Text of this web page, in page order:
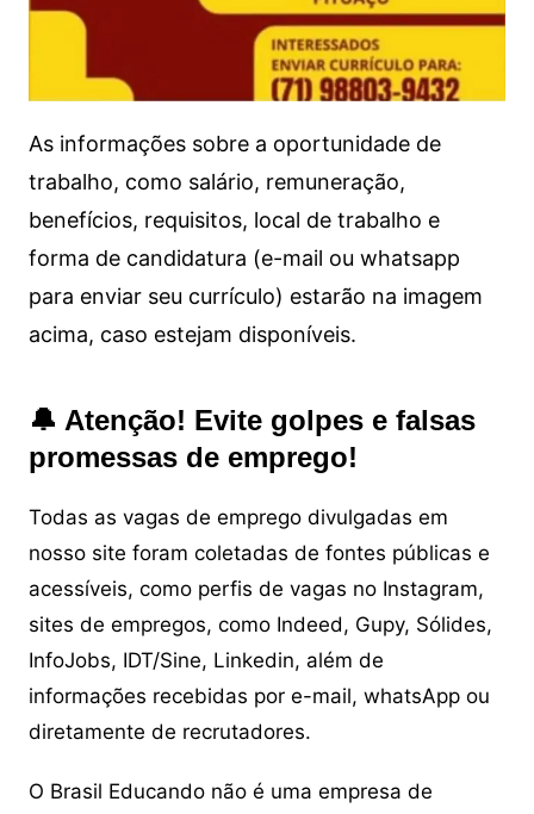
As informações sobre a oportunidade de
trabalho, como salário, remuneração,
benefícios, requisitos, local de trabalho e
forma de candidatura (e-mail ou whatsapp
para enviar seu currículo) estarão na imagem
acima, caso estejam disponíveis.
🔔 Atenção! Evite golpes e falsas
promessas de emprego!
Todas as vagas de emprego divulgadas em
nosso site foram coletadas de fontes públicas e
acessíveis, como perfis de vagas no Instagram,
sites de empregos, como Indeed, Gupy, Sólides,
InfoJobs, IDT/Sine, Linkedin, além de
informações recebidas por e-mail, whatsApp ou
diretamente de recrutadores.
O Brasil Educando não é uma empresa de